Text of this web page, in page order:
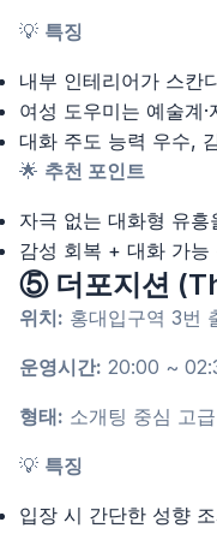
💡 특징
내부 인테리어가 스칸
여성 도우미는 예술계
대화 주도 능력 우수,
🌟 추천 포인트
자극 없는 대화형 유
감성 회복 + 대화 가
⑤ 더포지션
위치: 홍대입구역 3번
운영시간: 20:00 ~
형태: 소개팅 중심 고
💡 특징
입장 시 간단한 성향